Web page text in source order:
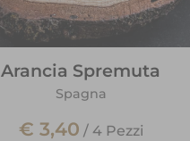
Arancia Spremuta
Spagna
€ 3,40 / 4 Pezzi